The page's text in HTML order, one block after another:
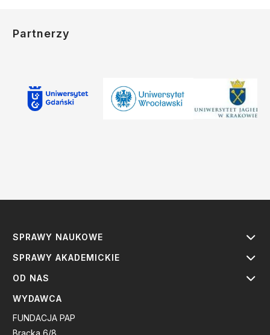
Partnerzy
SPRAWY NAUKOWE
SPRAWY AKADEMICKIE
OD NAS
WYDAWCA
FUNDACJA PAP
Bracka 6/8